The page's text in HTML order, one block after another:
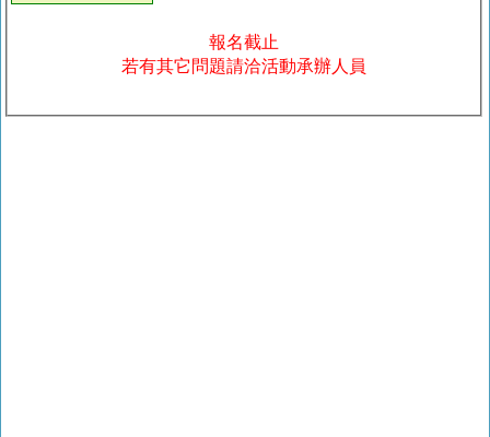
報名截止
若有其它問題請洽活動承辦人員